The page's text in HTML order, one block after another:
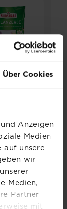
Über Cookies
Anzeigen
Medien
auf unsere
wir
Medien,
Partner
mit
& Kakteenerde
®
Last »